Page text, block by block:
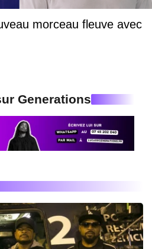
morceau fleuve avec
Generations